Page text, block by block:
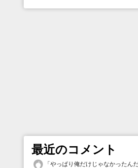
最近のコメント
「やっぱり俺だけじゃなかったん